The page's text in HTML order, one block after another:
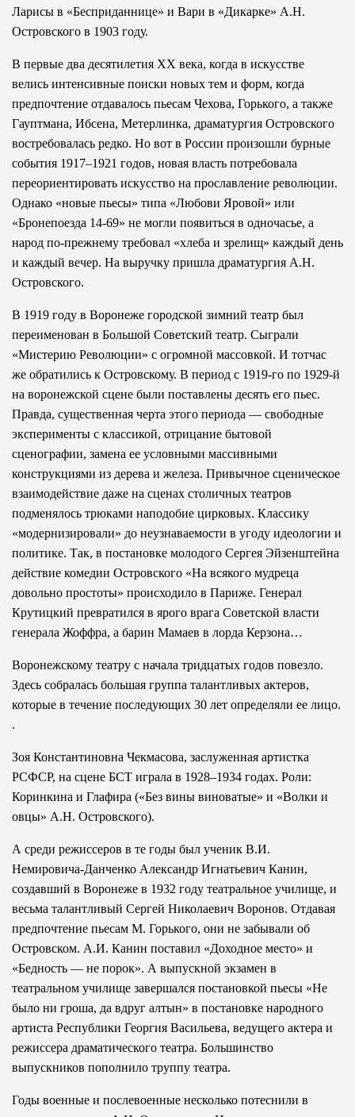
Ларисы в «Бесприданнице» и Вари в «Дикарке» А.Н.
Островского в 1903 году.
В первые два десятилетия ХХ века, когда в искусстве
велись интенсивные поиски новых тем и форм, когда
предпочтение отдавалось пьесам Чехова, Горького, а также
Гауптмана, Ибсена, Метерлинка, драматургия Островского
востребовалась редко. Но вот в России произошли бурные
события 1917–1921 годов, новая власть потребовала
переориентировать искусство на прославление революции.
Однако «новые пьесы» типа «Любови Яровой» или
«Бронепоезда 14-69» не могли появиться в одночасье, а
народ по-прежнему требовал «хлеба и зрелищ» каждый день
и каждый вечер. На выручку пришла драматургия А.Н.
Островского.
В 1919 году в Воронеже городской зимний театр был
переименован в Большой Советский театр. Сыграли
«Мистерию Революции» с огромной массовкой. И тотчас
же обратились к Островскому. В период с 1919-го по 1929-й
на воронежской сцене были поставлены десять его пьес.
Правда, существенная черта этого периода — свободные
эксперименты с классикой, отрицание бытовой
сценографии, замена ее условными массивными
конструкциями из дерева и железа. Привычное сценическое
взаимодействие даже на сценах столичных театров
подменялось трюками наподобие цирковых. Классику
«модернизировали» до неузнаваемости в угоду идеологии и
политике. Так, в постановке молодого Сергея Эйзенштейна
действие комедии Островского «На всякого мудреца
довольно простоты» происходило в Париже. Генерал
Крутицкий превратился в ярого врага Советской власти
генерала Жоффра, а барин Мамаев в лорда Керзона…
Воронежскому театру с начала тридцатых годов повезло.
Здесь собралась большая группа талантливых актеров,
которые в течение последующих 30 лет определяли ее лицо.
.
Зоя Константиновна Чекмасова, заслуженная артистка
РСФСР, на сцене БСТ играла в 1928–1934 годах. Роли:
Коринкина и Глафира («Без вины виноватые» и «Волки и
овцы» А.Н. Островского).
А среди режиссеров в те годы был ученик В.И.
Немировича-Данченко Александр Игнатьевич Канин,
создавший в Воронеже в 1932 году театральное училище, и
весьма талантливый Сергей Николаевич Воронов. Отдавая
предпочтение пьесам М. Горького, они не забывали об
Островском. А.И. Канин поставил «Доходное место» и
«Бедность — не порок». А выпускной экзамен в
театральном училище завершался постановкой пьесы «Не
было ни гроша, да вдруг алтын» в постановке народного
артиста Республики Георгия Васильева, ведущего актера и
режиссера драматического театра. Большинство
выпускников пополнило труппу театра.
Годы военные и послевоенные несколько потеснили в